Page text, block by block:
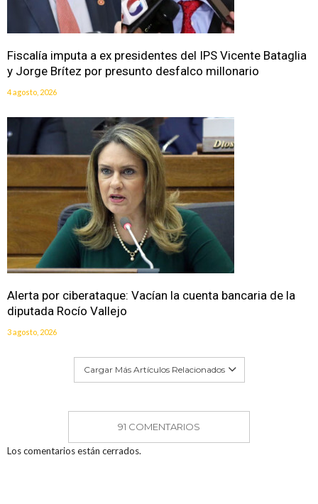
Fiscalía imputa a ex presidentes del IPS Vicente Bataglia
y Jorge Brítez por presunto desfalco millonario
4 agosto, 2026
Alerta por ciberataque: Vacían la cuenta bancaria de la
diputada Rocío Vallejo
3 agosto, 2026
Cargar Más Artículos Relacionados
91 COMENTARIOS
Los comentarios están cerrados.